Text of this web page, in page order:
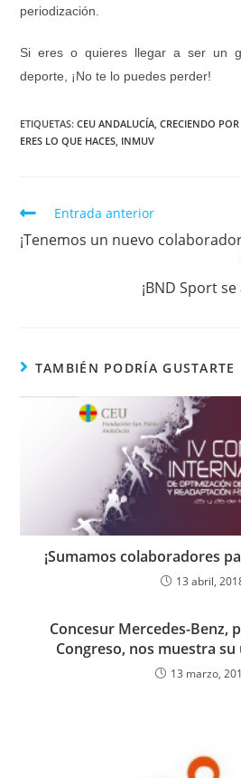
periodización.
Si eres o quieres llegar a ser un
deporte, ¡No te lo puedes perder!
ETIQUETAS:CEU ANDALUCÍA, CRECIENDO
ERES LO QUE HACES, INMUV
Entrada anterior
¡Tenemos un nuevo
¡BND Sport
TAMBIÉN PODRÍA GUSTARTE
¡Sumamos colaboradores
13 abril,
Concesur Mercedes-Benz,
Congreso, nos muestra
13 marzo,